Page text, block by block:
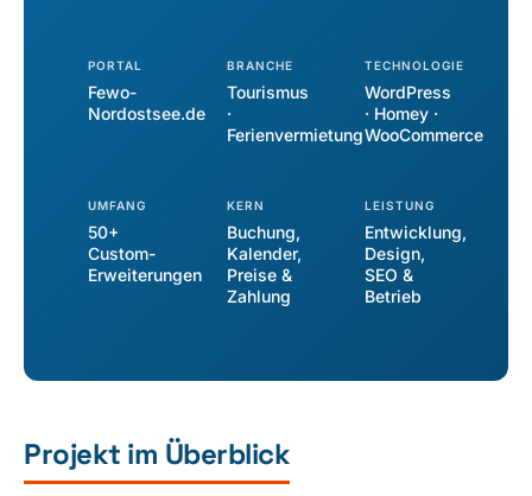
PORTAL
Fewo-
Nordostsee.de
BRANCHE
Tourismus
·
Ferienvermietung
TECHNOLOGIE
WordPress
· Homey ·
WooCommerce
UMFANG
50+
Custom-
Erweiterungen
KERN
Buchung,
Kalender,
Preise &
Zahlung
LEISTUNG
Entwicklung,
Design,
SEO &
Betrieb
Projekt im Überblick